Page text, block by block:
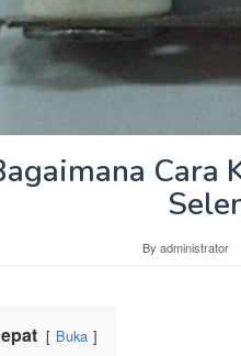
Cara
By administrator
Buka